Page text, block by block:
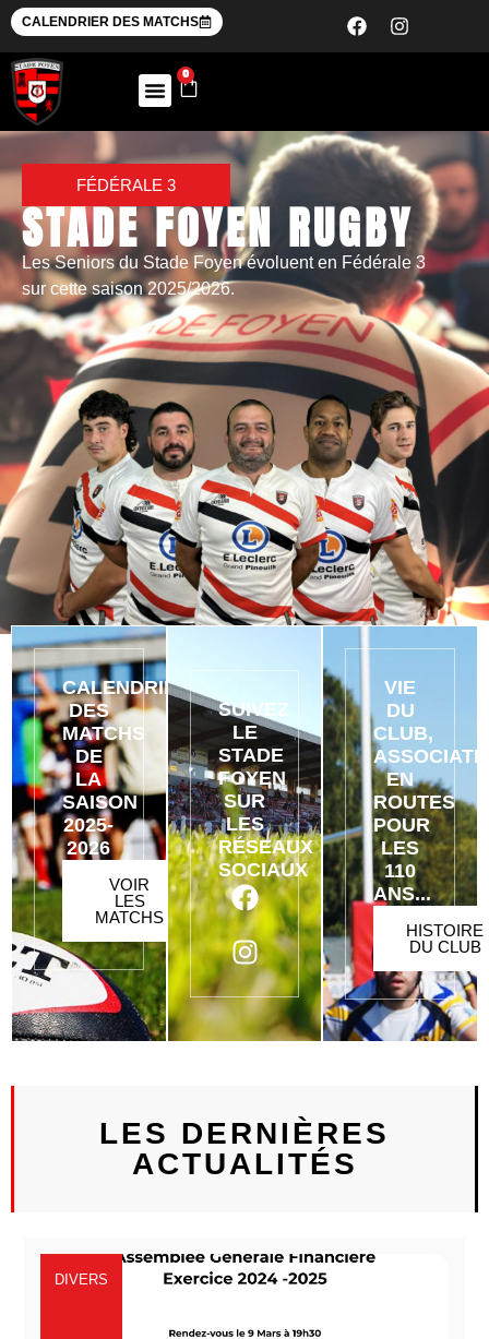
CALENDRIER DES MATCHS
0
FÉDÉRALE 3
STADE FOYEN RUGBY
Les Seniors du Stade Foyen évoluent en Fédérale 3
sur cette saison 2025/2026.
CALENDRIER
DES
MATCHS
DE
LA
SAISON
2025-
2026
VOIR
LES
MATCHS
SUIVEZ
LE
STADE
FOYEN
SUR
LES
RÉSEAUX
SOCIAUX
VIE
DU
CLUB,
EN
ROUTES
POUR
LES
110
ANS...
HISTOIRE
DU CLUB
LES DERNIÈRES
ACTUALITÉS
DIVERS